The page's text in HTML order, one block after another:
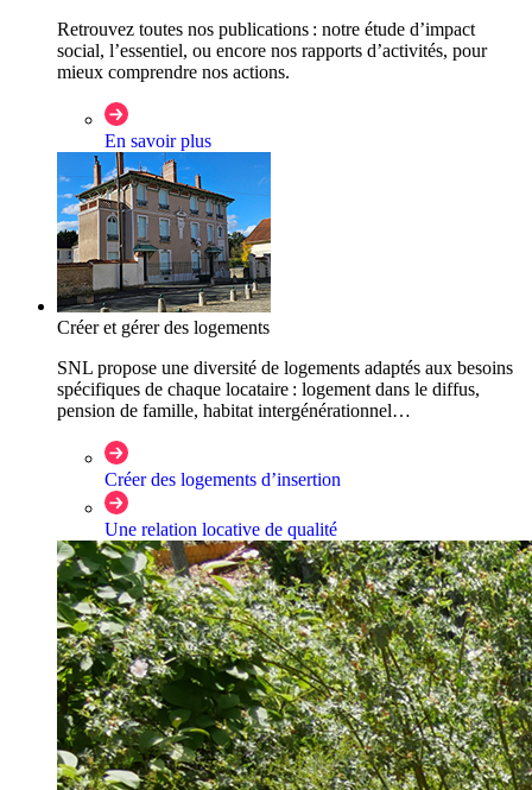
Retrouvez toutes nos publications : notre étude d’impact
social, l’essentiel, ou encore nos rapports d’activités, pour
mieux comprendre nos actions.
En savoir plus
Créer et gérer des logements
SNL propose une diversité de logements adaptés aux besoins
spécifiques de chaque locataire : logement dans le diffus,
pension de famille, habitat intergénérationnel…
Créer des logements d’insertion
Une relation locative de qualité